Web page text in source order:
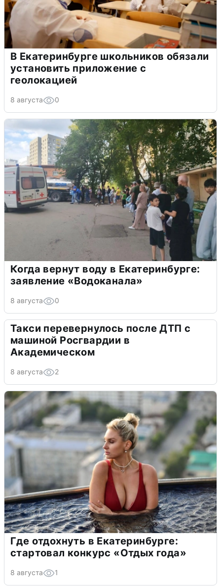
В Екатеринбурге школьников обязали
установить приложение с
геолокацией
8 августа 0
Когда вернут воду в Екатеринбурге:
заявление «Водоканала»
8 августа 0
Такси перевернулось после ДТП с
машиной Росгвардии в
Академическом
8 августа 2
Где отдохнуть в Екатеринбурге:
стартовал конкурс «Отдых года»
8 августа 1